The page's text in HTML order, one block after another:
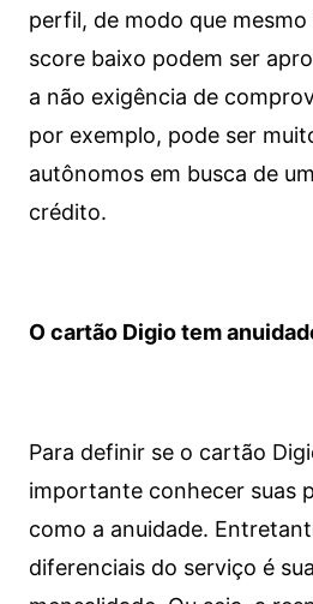
perfil, de modo que
score baixo podem ser
a não exigência de
por exemplo, pode ser
autônomos em busca de
crédito.
O cartão Digio tem
Para definir se o cartão
importante conhecer suas
como a anuidade.
diferenciais do serviço é